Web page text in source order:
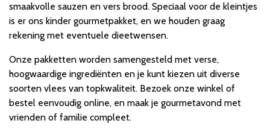
smaakvolle sauzen en vers brood. Speciaal voor de kleintjes
is er ons kinder gourmetpakket, en we houden graag
rekening met eventuele dieetwensen.
Onze pakketten worden samengesteld met verse,
hoogwaardige ingrediënten en je kunt kiezen uit diverse
soorten vlees van topkwaliteit. Bezoek onze winkel of
bestel eenvoudig online, en maak je gourmetavond met
vrienden of familie compleet.